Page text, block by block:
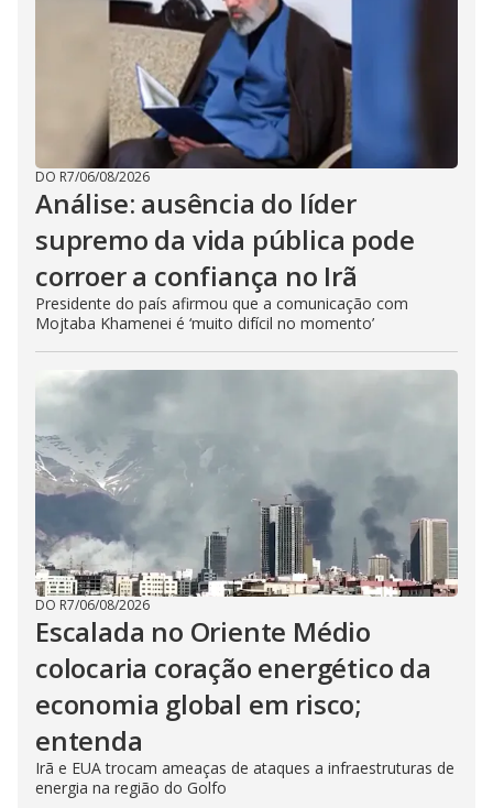
DO R7/06/08/2026
Análise: ausência do líder
supremo da vida pública pode
corroer a confiança no Irã
Presidente do país afirmou que a comunicação com
Mojtaba Khamenei é ‘muito difícil no momento’
DO R7/06/08/2026
Escalada no Oriente Médio
colocaria coração energético da
economia global em risco;
entenda
Irã e EUA trocam ameaças de ataques a infraestruturas de
energia na região do Golfo